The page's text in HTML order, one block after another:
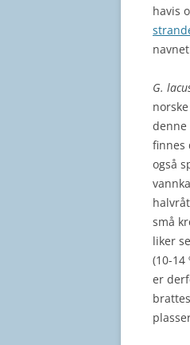
havis
G.
denne
finnes
også
små
liker
(10-14
er